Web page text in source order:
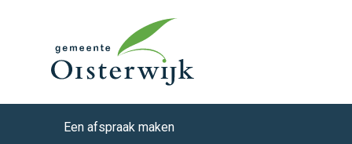
Een afspraak maken